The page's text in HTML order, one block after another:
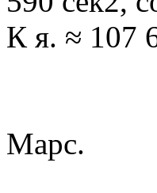
К я. ≈ 107
Марс.